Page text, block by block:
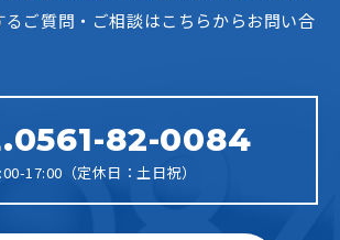
ご質問・ご相談はこちらからお問い合
82-0084
17:00（定休日：土日祝）